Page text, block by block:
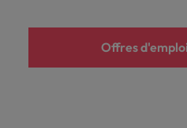
Offres